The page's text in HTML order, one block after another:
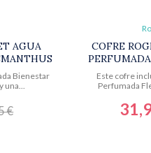
AGUA
Bienestar
€
COFRE
Este cofre
Perfumada